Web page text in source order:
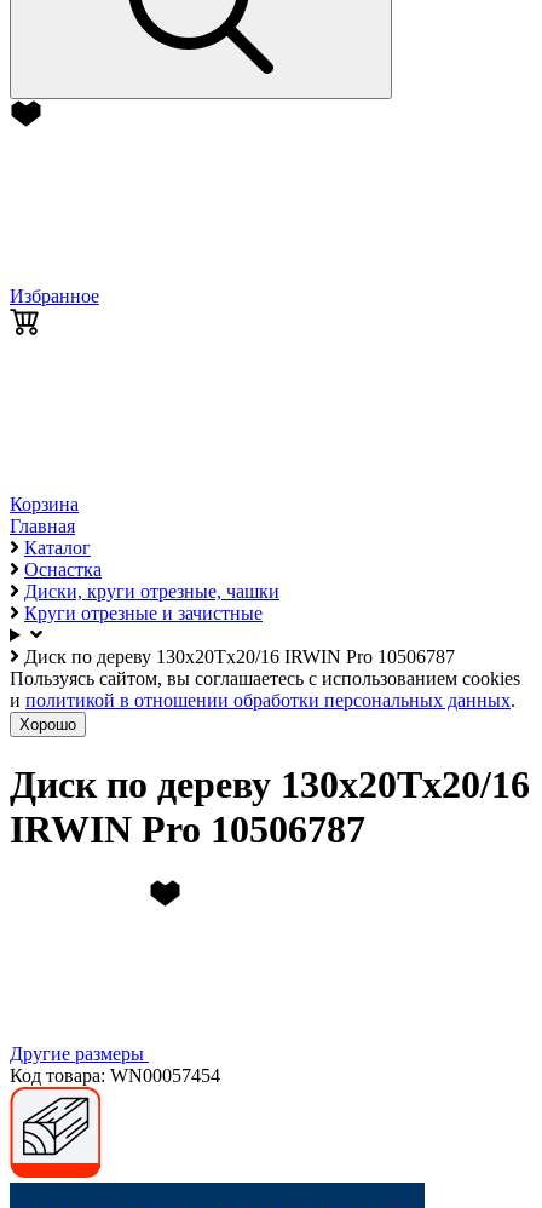
Избранное
Корзина
Главная
Каталог
Оснастка
Диски, круги отрезные, чашки
Круги отрезные и зачистные
Диск по дереву 130х20Tх20/16 IRWIN Pro 10506787
Пользуясь сайтом, вы соглашаетесь с использованием cookies
и политикой в отношении обработки персональных данных.
Хорошо
Диск по дереву 130х20Tх20/16
IRWIN Pro 10506787
Другие размеры
Код товара: WN00057454